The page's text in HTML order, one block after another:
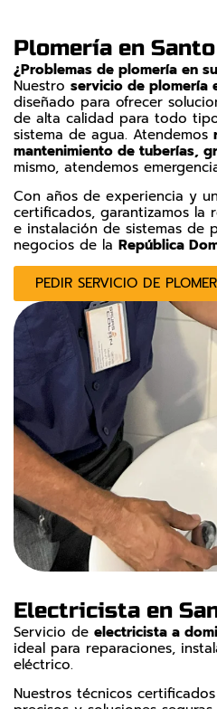
Plomería en
¿Problemas de plomería en
Nuestro servicio de plomería
diseñado para ofrecer
de alta calidad para todo
sistema de agua. Atendemos
mantenimiento de tuberías,
mismo, atendemos
Con años de experiencia y
certificados, garantizamos la
e instalación de sistemas de
negocios de la República
PEDIR SERVICIO DE
Electricista en
Servicio de electricista a
ideal para reparaciones,
eléctrico.
Nuestros técnicos